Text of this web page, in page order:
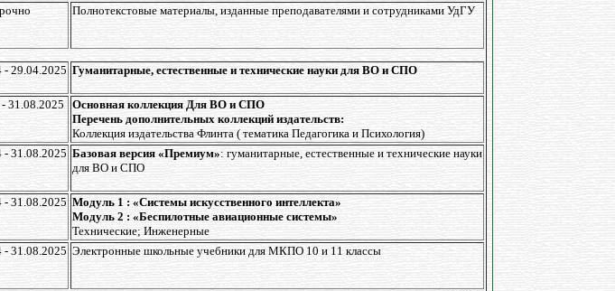
Полнотекстовые материалы, изданные преподавателями и сотрудниками УдГУ
- 29.04.2025 Гуманитарные, естественные и технические науки для ВО и СПО
31.08.2025
Основная коллекция Для ВО и СПО
Перечень дополнительных коллекций издательств:
Коллекция издательства Флинта ( тематика Педагогика и Психология)
- 31.08.2025 Базовая версия «Премиум»: гуманитарные, естественные и технические науки
для ВО и СПО
- 31.08.2025 Модуль 1 : «Системы искусственного интеллекта»
Модуль 2 : «Беспилотные авиационные системы»
Технические; Инженерные
- 31.08.2025 Электронные школьные учебники для МКПО 10 и 11 классы